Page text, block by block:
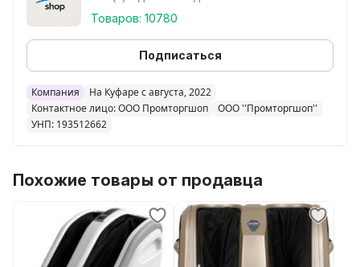
Товаров: 10780
Подписаться
Компания
На Куфаре с августа, 2022
Контактное лицо: ООО Промторгшоп
ООО ''Промторгшоп''
УНП: 193512662
Похожие товары от продавца